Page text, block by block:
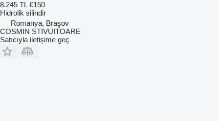
8.245 TL €150
Hidrolik silindir
Romanya, Braşov
COSMIN STIVUITOARE
Satıcıyla iletişime geç